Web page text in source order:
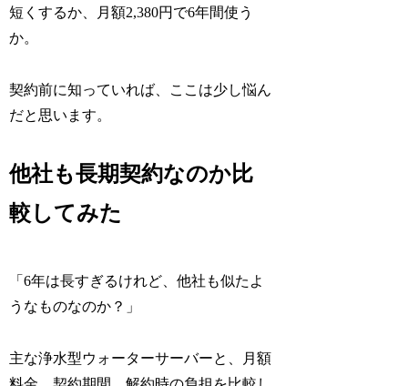
短くするか、月額2,380円で6年間使う
か。
契約前に知っていれば、ここは少し悩ん
だと思います。
他社も長期契約なのか比
較してみた
「6年は長すぎるけれど、他社も似たよ
うなものなのか？」
主な浄水型ウォーターサーバーと、月額